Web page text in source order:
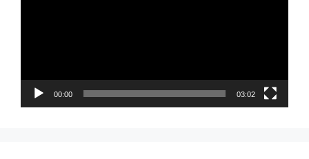
00:00 03:02